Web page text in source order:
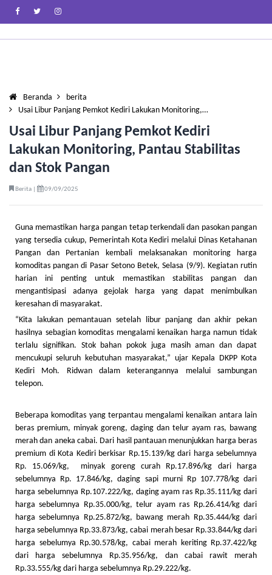
Beranda
berita
Usai Libur Panjang Pemkot Kediri Lakukan Monitoring,…
Usai Libur Panjang Pemkot Kediri
Lakukan Monitoring, Pantau Stabilitas
dan Stok Pangan
Berita | 09/09/2025
Guna memastikan harga pangan tetap terkendali dan pasokan pangan
yang tersedia cukup, Pemerintah Kota Kediri melalui Dinas Ketahanan
Pangan dan Pertanian kembali melaksanakan monitoring harga
komoditas pangan di Pasar Setono Betek, Selasa (9/9). Kegiatan rutin
harian ini penting untuk memastikan stabilitas pangan dan
mengantisipasi adanya gejolak harga yang dapat menimbulkan
keresahan di masyarakat.
“Kita lakukan pemantauan setelah libur panjang dan akhir pekan
hasilnya sebagian komoditas mengalami kenaikan harga namun tidak
terlalu signifikan. Stok bahan pokok juga masih aman dan dapat
mencukupi seluruh kebutuhan masyarakat,” ujar Kepala DKPP Kota
Kediri Moh. Ridwan dalam keterangannya melalui sambungan
telepon.
Beberapa komoditas yang terpantau mengalami kenaikan antara lain
beras premium, minyak goreng, daging dan telur ayam ras, bawang
merah dan aneka cabai. Dari hasil pantauan menunjukkan harga beras
premium di Kota Kediri berkisar Rp.15.139/kg dari harga sebelumnya
Rp. 15.069/kg, minyak goreng curah Rp.17.896/kg dari harga
sebelumnya Rp. 17.846/kg, daging sapi murni Rp 107.778/kg dari
harga sebelumnya Rp.107.222/kg, daging ayam ras Rp.35.111/kg dari
harga sebelumnya Rp.35.000/kg, telur ayam ras Rp.26.414/kg dari
harga sebelumnya Rp.25.872/kg, bawang merah Rp.35.444/kg dari
harga sebelumnya Rp.33.873/kg, cabai merah besar Rp.33.844/kg dari
harga sebelumya Rp.30.578/kg, cabai merah keriting Rp.37.422/kg
dari harga sebelumnya Rp.35.956/kg, dan cabai rawit merah
Rp.33.555/kg dari harga sebelumnya Rp.29.222/kg.